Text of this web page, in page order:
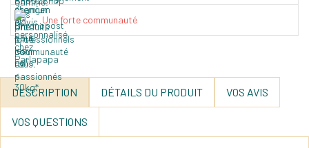
Une forte communauté
DESCRIPTION DÉTAILS DU PRODUIT VOS AVIS
VOS QUESTIONS